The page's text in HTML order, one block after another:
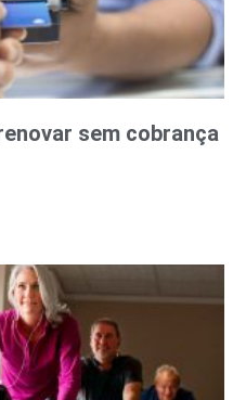
sem cobrança